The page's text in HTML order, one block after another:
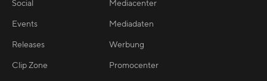
Social
Events
Releases
Clip Zone
Mediacenter
Mediadaten
Werbung
Promocenter